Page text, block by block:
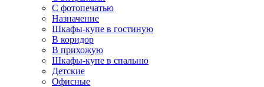
С фотопечатью
Назначение
Шкафы-купе в гостиную
В коридор
В прихожую
Шкафы-купе в спальню
Детские
Офисные